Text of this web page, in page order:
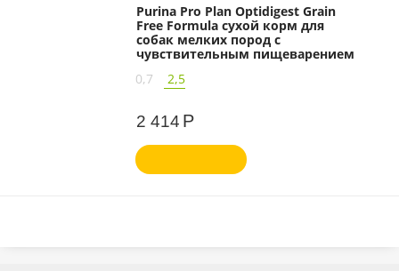
Purina Pro Plan Optidigest Grain
Free Formula сухой корм для
собак мелких пород с
чувствительным пищеварением
0,7 2,5
2 414 Р